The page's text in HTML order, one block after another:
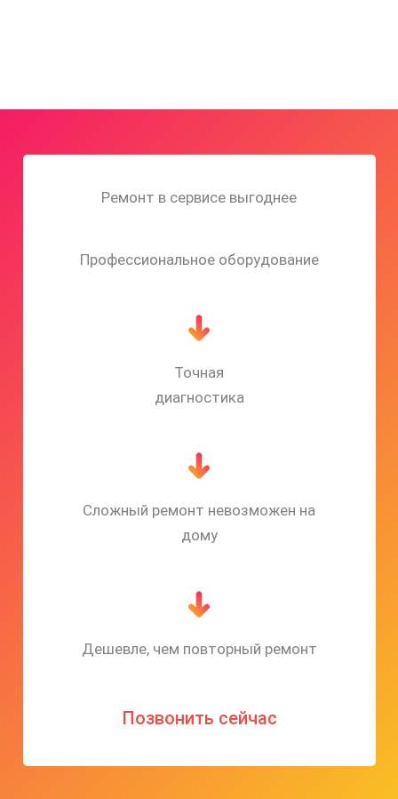
Ремонт в сервисе выгоднее
Профессиональное оборудование
Точная
диагностика
Сложный ремонт невозможен на
дому
Дешевле, чем повторный ремонт
Позвонить сейчас